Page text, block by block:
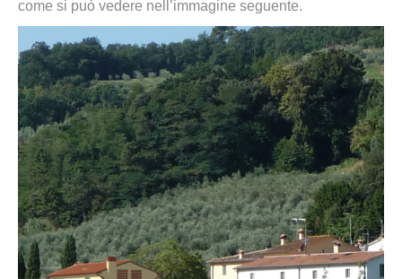
come si può vedere nell’immagine seguente.